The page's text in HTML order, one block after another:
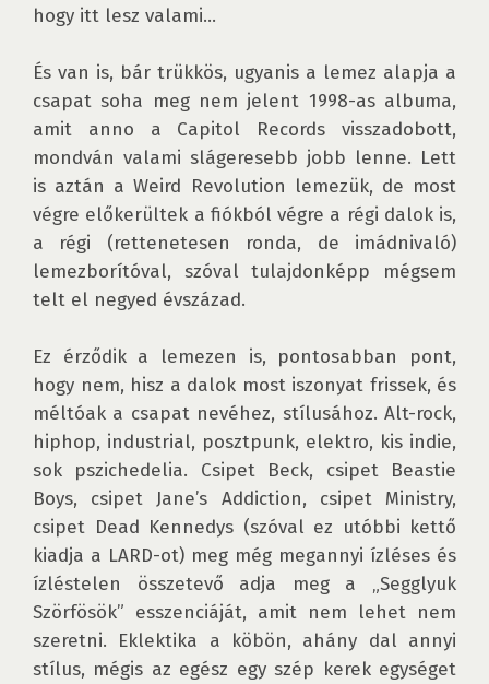
hogy itt lesz valami…
És van is, bár trükkös, ugyanis a lemez alapja a
csapat soha meg nem jelent 1998-as albuma,
amit anno a Capitol Records visszadobott,
mondván valami slágeresebb jobb lenne. Lett
is aztán a Weird Revolution lemezük, de most
végre előkerültek a fiókból végre a régi dalok is,
a régi (rettenetesen ronda, de imádnivaló)
lemezborítóval, szóval tulajdonképp mégsem
telt el negyed évszázad.
Ez érződik a lemezen is, pontosabban pont,
hogy nem, hisz a dalok most iszonyat frissek, és
méltóak a csapat nevéhez, stílusához. Alt-rock,
hiphop, industrial, posztpunk, elektro, kis indie,
sok pszichedelia. Csipet Beck, csipet Beastie
Boys, csipet Jane’s Addiction, csipet Ministry,
csipet Dead Kennedys (szóval ez utóbbi kettő
kiadja a LARD-ot) meg még megannyi ízléses és
ízléstelen összetevő adja meg a „Segglyuk
Szörfösök” esszenciáját, amit nem lehet nem
szeretni. Eklektika a köbön, ahány dal annyi
stílus, mégis az egész egy szép kerek egységet